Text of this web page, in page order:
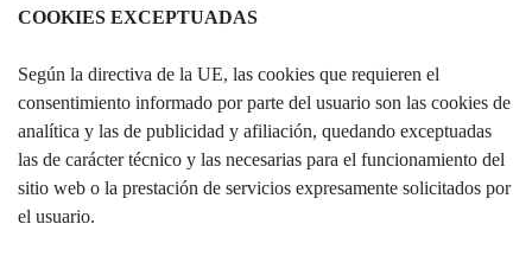
COOKIES EXCEPTUADAS
Según la directiva de la UE, las cookies que requieren el
consentimiento informado por parte del usuario son las cookies de
analítica y las de publicidad y afiliación, quedando exceptuadas
las de carácter técnico y las necesarias para el funcionamiento del
sitio web o la prestación de servicios expresamente solicitados por
el usuario.